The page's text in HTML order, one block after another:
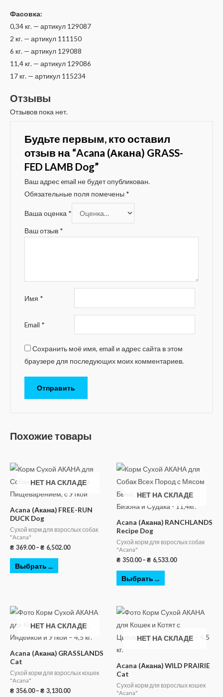
Фасовка:
0,34 кг. — артикул 129087
2 кг. — артикул 111150
6 кг. — артикул 129088
11,4 кг. — артикул 129086
17 кг. — артикул 115234
Отзывы
Отзывов пока нет.
Будьте первым, кто оставил
отзыв на “Acana (Акана) GRASS-
FED LAMB Dog”
Ваш адрес email не будет опубликован.
Обязательные поля помечены *
Ваша оценка *
Ваш отзыв *
Имя *
Email *
Сохранить моё имя, email и адрес сайта в этом
браузере для последующих моих комментариев.
Похожие товары
НЕТ НА СКЛАДЕ
Acana (Акана) FREE-RUN
DUCK Dog
Сухой корм для взрослых собак
"Acana"
₴ 369.00– ₴ 6,502.00
Выбрать ...
НЕТ НА СКЛАДЕ
Acana (Акана) RANCHLANDS
Recipe Dog
Сухой корм для взрослых собак
"Acana"
₴ 350.00– ₴ 6,533.00
Выбрать ...
НЕТ НА СКЛАДЕ
Acana (Акана) GRASSLANDS
Cat
Сухой корм для взрослых кошек
"Acana"
₴ 356.00– ₴ 3,130.00
НЕТ НА СКЛАДЕ
Acana (Акана) WILD PRAIRIE
Cat
Сухой корм для взрослых кошек
"Acana"